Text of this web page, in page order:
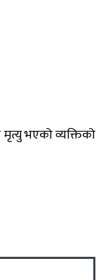
भएको व्यक्तिको